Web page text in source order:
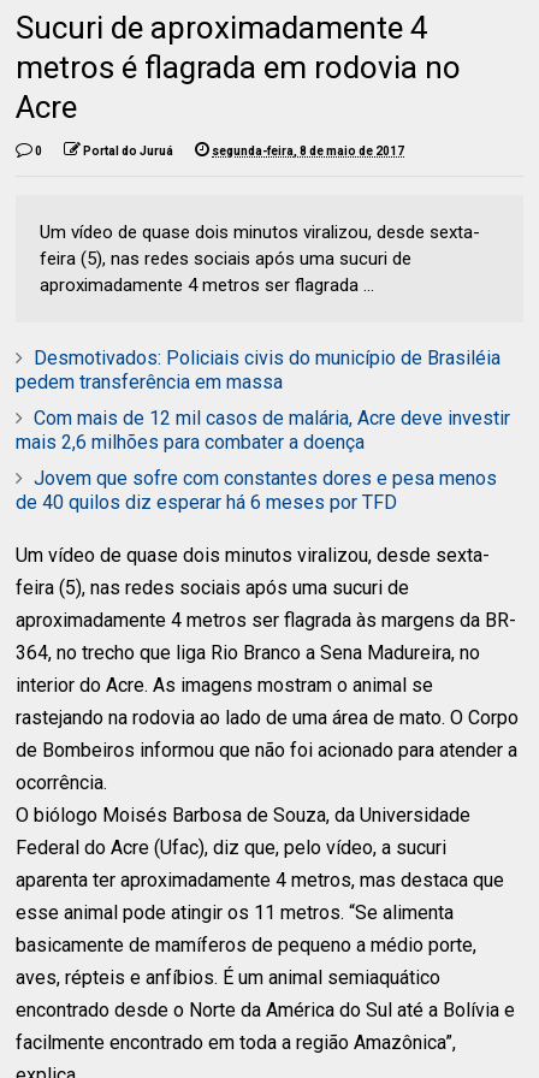
Sucuri de aproximadamente 4
metros é flagrada em rodovia no
Acre
0 Portal do Juruá segunda-feira, 8 de maio de 2017
Um vídeo de quase dois minutos viralizou, desde sexta-
feira (5), nas redes sociais após uma sucuri de
aproximadamente 4 metros ser flagrada ...
Desmotivados: Policiais civis do município de Brasiléia
pedem transferência em massa
Com mais de 12 mil casos de malária, Acre deve investir
mais 2,6 milhões para combater a doença
Jovem que sofre com constantes dores e pesa menos
de 40 quilos diz esperar há 6 meses por TFD
Um vídeo de quase dois minutos viralizou, desde sexta-
feira (5), nas redes sociais após uma sucuri de
aproximadamente 4 metros ser flagrada às margens da BR-
364, no trecho que liga Rio Branco a Sena Madureira, no
interior do Acre. As imagens mostram o animal se
rastejando na rodovia ao lado de uma área de mato. O Corpo
de Bombeiros informou que não foi acionado para atender a
ocorrência.
O biólogo Moisés Barbosa de Souza, da Universidade
Federal do Acre (Ufac), diz que, pelo vídeo, a sucuri
aparenta ter aproximadamente 4 metros, mas destaca que
esse animal pode atingir os 11 metros. “Se alimenta
basicamente de mamíferos de pequeno a médio porte,
aves, répteis e anfíbios. É um animal semiaquático
encontrado desde o Norte da América do Sul até a Bolívia e
facilmente encontrado em toda a região Amazônica”,